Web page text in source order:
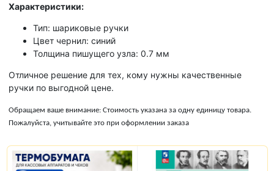
Характеристики:
Тип: шариковые ручки
Цвет чернил: синий
Толщина пишущего узла: 0.7 мм
Отличное решение для тех, кому нужны качественные
ручки по выгодной цене.
Обращаем ваше внимание: Стоимость указана за одну единицу товара.
Пожалуйста, учитывайте это при оформлении заказа